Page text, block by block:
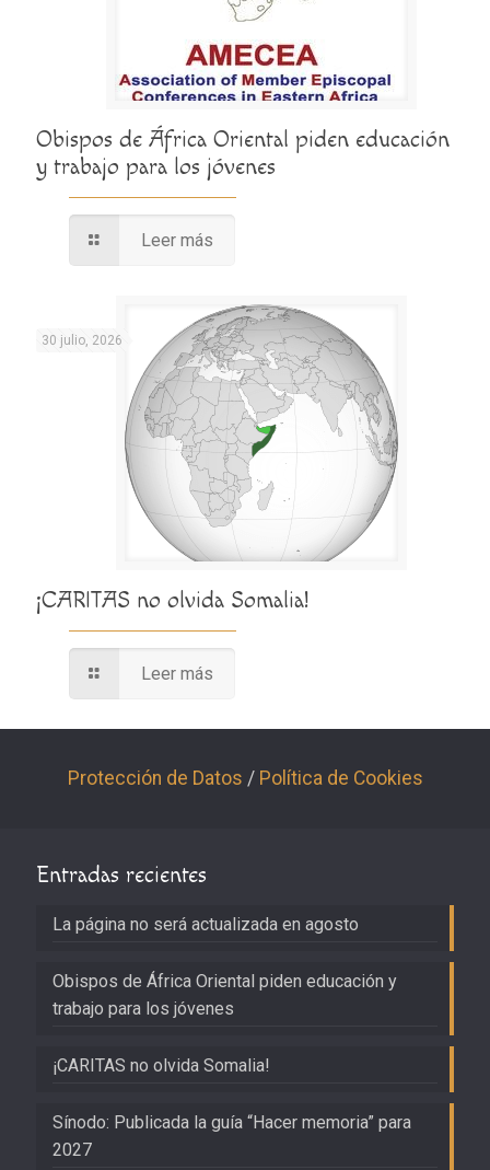
Obispos de África Oriental piden educación
y trabajo para los jóvenes
Leer más
30 julio, 2026
¡CARITAS no olvida Somalia!
Leer más
Protección de Datos / Política de Cookies
Entradas recientes
La página no será actualizada en agosto
Obispos de África Oriental piden educación y
trabajo para los jóvenes
¡CARITAS no olvida Somalia!
Sínodo: Publicada la guía “Hacer memoria” para
2027